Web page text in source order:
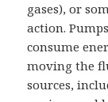
gases), or
action.
consume
moving the
sources,